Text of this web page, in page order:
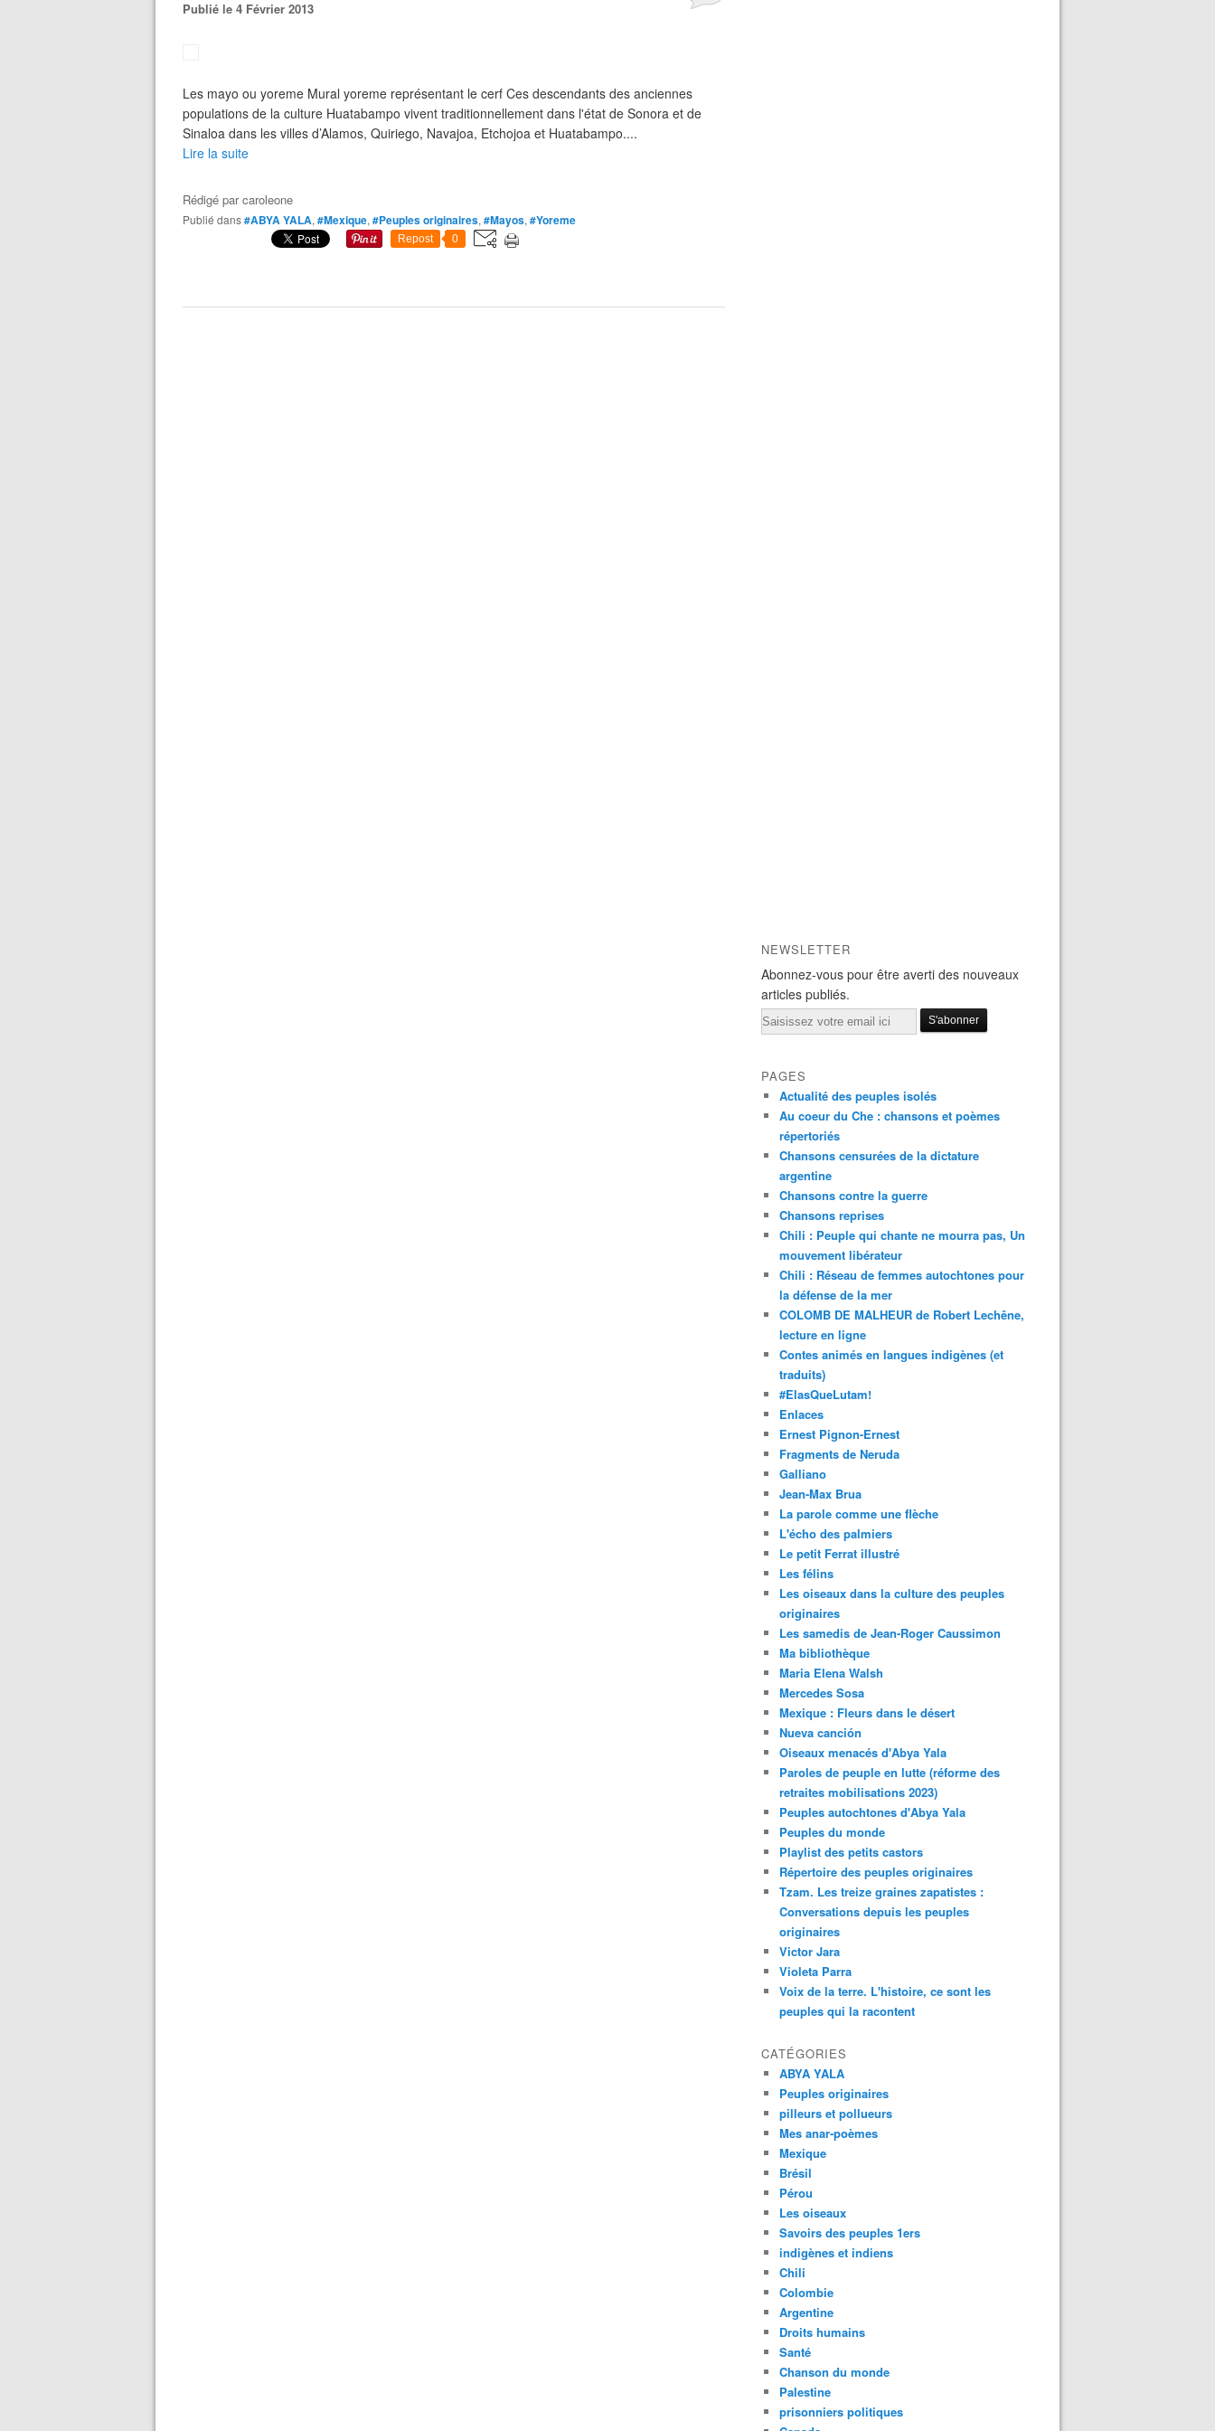
Publié le 4 Février 2013
Les mayo ou yoreme Mural yoreme représentant le cerf Ces descendants des anciennes
populations de la culture Huatabampo vivent traditionnellement dans l'état de Sonora et de
Sinaloa dans les villes d’Alamos, Quiriego, Navajoa, Etchojoa et Huatabampo....
Lire la suite
Rédigé parcaroleone
Publié dans#ABYA YALA, #Mexique, #Peuples originaires, #Mayos, #Yoreme
Repost 0
NEWSLETTER
Abonnez-vous pour être averti des nouveaux
articles publiés.
Email
PAGES
Actualité des peuples isolés
Au coeur du Che : chansons et poèmes
répertoriés
Chansons censurées de la dictature
argentine
Chansons contre la guerre
Chansons reprises
Chili : Peuple qui chante ne mourra pas, Un
mouvement libérateur
Chili : Réseau de femmes autochtones pour
la défense de la mer
COLOMB DE MALHEUR de Robert Lechêne,
lecture en ligne
Contes animés en langues indigènes (et
traduits)
#ElasQueLutam!
Enlaces
Ernest Pignon-Ernest
Fragments de Neruda
Galliano
Jean-Max Brua
La parole comme une flèche
L'écho des palmiers
Le petit Ferrat illustré
Les félins
Les oiseaux dans la culture des peuples
originaires
Les samedis de Jean-Roger Caussimon
Ma bibliothèque
Maria Elena Walsh
Mercedes Sosa
Mexique : Fleurs dans le désert
Nueva canción
Oiseaux menacés d'Abya Yala
Paroles de peuple en lutte (réforme des
retraites mobilisations 2023)
Peuples autochtones d'Abya Yala
Peuples du monde
Playlist des petits castors
Répertoire des peuples originaires
Tzam. Les treize graines zapatistes :
Conversations depuis les peuples
originaires
Victor Jara
Violeta Parra
Voix de la terre. L'histoire, ce sont les
peuples qui la racontent
CATÉGORIES
ABYA YALA
Peuples originaires
pilleurs et pollueurs
Mes anar-poèmes
Mexique
Brésil
Pérou
Les oiseaux
Savoirs des peuples 1ers
indigènes et indiens
Chili
Colombie
Argentine
Droits humains
Santé
Chanson du monde
Palestine
prisonniers politiques